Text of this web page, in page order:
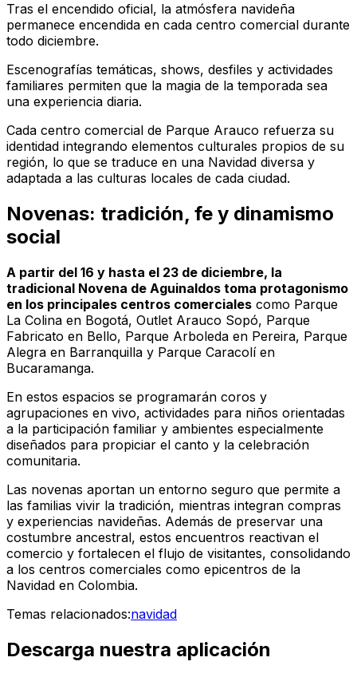
Tras el encendido oficial, la atmósfera navideña
permanece encendida en cada centro comercial durante
todo diciembre.
Escenografías temáticas, shows, desfiles y actividades
familiares permiten que la magia de la temporada sea
una experiencia diaria.
Cada centro comercial de Parque Arauco refuerza su
identidad integrando elementos culturales propios de su
región, lo que se traduce en una Navidad diversa y
adaptada a las culturas locales de cada ciudad.
Novenas: tradición, fe y dinamismo
social
A partir del 16 y hasta el 23 de diciembre, la
tradicional Novena de Aguinaldos toma protagonismo
en los principales centros comerciales como Parque
La Colina en Bogotá, Outlet Arauco Sopó, Parque
Fabricato en Bello, Parque Arboleda en Pereira, Parque
Alegra en Barranquilla y Parque Caracolí en
Bucaramanga.
En estos espacios se programarán coros y
agrupaciones en vivo, actividades para niños orientadas
a la participación familiar y ambientes especialmente
diseñados para propiciar el canto y la celebración
comunitaria.
Las novenas aportan un entorno seguro que permite a
las familias vivir la tradición, mientras integran compras
y experiencias navideñas. Además de preservar una
costumbre ancestral, estos encuentros reactivan el
comercio y fortalecen el flujo de visitantes, consolidando
a los centros comerciales como epicentros de la
Navidad en Colombia.
Temas relacionados:navidad
Descarga nuestra aplicación